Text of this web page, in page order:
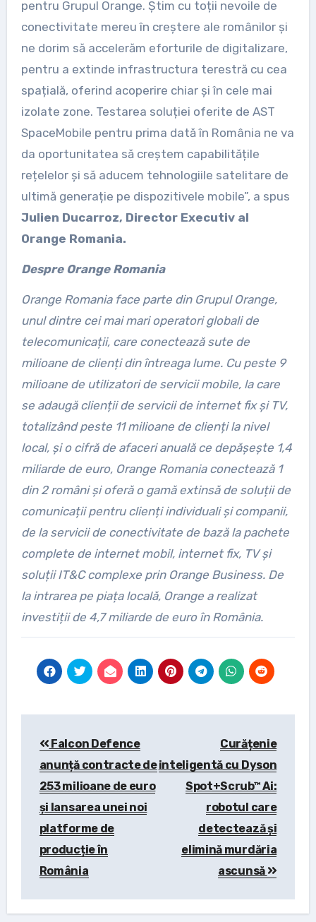
pentru Grupul Orange. Știm cu toții nevoile de
conectivitate mereu în creștere ale românilor și
ne dorim să accelerăm eforturile de digitalizare,
pentru a extinde infrastructura terestră cu cea
spațială, oferind acoperire chiar și în cele mai
izolate zone. Testarea soluției oferite de AST
SpaceMobile pentru prima dată în România ne va
da oportunitatea să creștem capabilitățile
rețelelor și să aducem tehnologiile satelitare de
ultimă generație pe dispozitivele mobile”, a spus
Julien Ducarroz, Director Executiv al
Orange Romania.
Despre Orange Romania
Orange Romania face parte din Grupul Orange,
unul dintre cei mai mari operatori globali de
telecomunicații, care conectează sute de
milioane de clienți din întreaga lume. Cu peste 9
milioane de utilizatori de servicii mobile, la care
se adaugă clienții de servicii de internet fix și TV,
totalizând peste 11 milioane de clienți la nivel
local, și o cifră de afaceri anuală ce depășește 1,4
miliarde de euro, Orange Romania conectează 1
din 2 români și oferă o gamă extinsă de soluții de
comunicații pentru clienți individuali și companii,
de la servicii de conectivitate de bază la pachete
complete de internet mobil, internet fix, TV și
soluții IT&C complexe prin Orange Business. De
la intrarea pe piața locală, Orange a realizat
investiții de 4,7 miliarde de euro în România.
navigation
Falcon Defence
anunță contracte de
253 milioane de euro
și lansarea unei noi
platforme de
producție în
România
Curățenie
inteligentă cu Dyson
Spot+Scrub™ Ai:
robotul care
detectează și
elimină murdăria
ascunsă